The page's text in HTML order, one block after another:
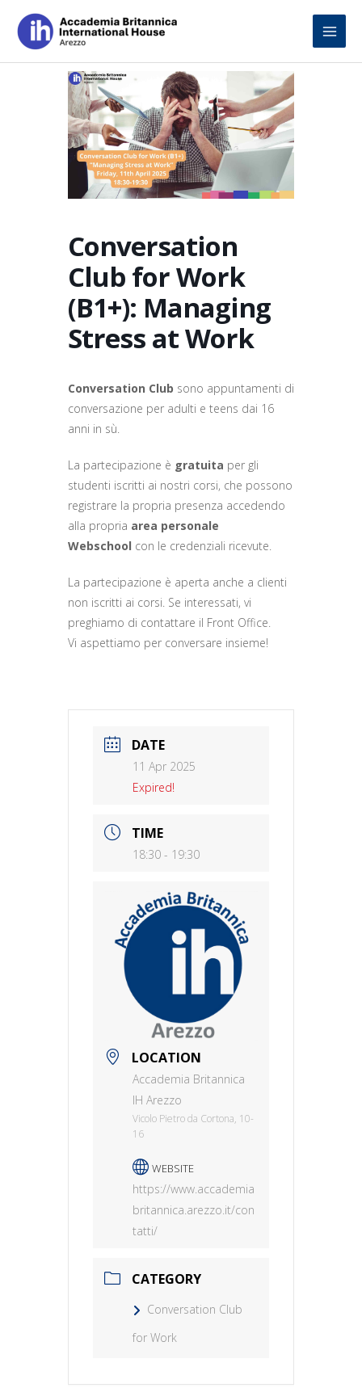
content
Conversation
Club for Work
(B1+): Managing
Stress at Work
Conversation Club sono appuntamenti di
conversazione per adulti e teens dai 16
anni in sù.
La partecipazione è gratuita per gli
studenti iscritti ai nostri corsi, che possono
registrare la propria presenza accedendo
alla propria area personale
Webschool con le credenziali ricevute.
La partecipazione è aperta anche a clienti
non iscritti ai corsi. Se interessati, vi
preghiamo di contattare il Front Office.
Vi aspettiamo per conversare insieme!
DATE
11 Apr 2025
Expired!
TIME
18:30 - 19:30
LOCATION
Accademia Britannica
IH Arezzo
Vicolo Pietro da Cortona, 10-
16
WEBSITE
https://www.accademia
britannica.arezzo.it/con
tatti/
CATEGORY
Conversation Club
for Work